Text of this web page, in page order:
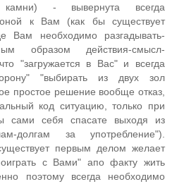
- вывернута всегда
к Вам (как бы существует
Вам необходимо разгадывать-
образом действия-смысл-
"загружается в Вас" и всегда
"выбирать из двух зол
простое решение вообще отказ,
код ситуацию, только при
сами себя спасате выходя из
долгам за употребление").
первым делом желает
с Вами" апо факту жить
поэтому всегда необходимо